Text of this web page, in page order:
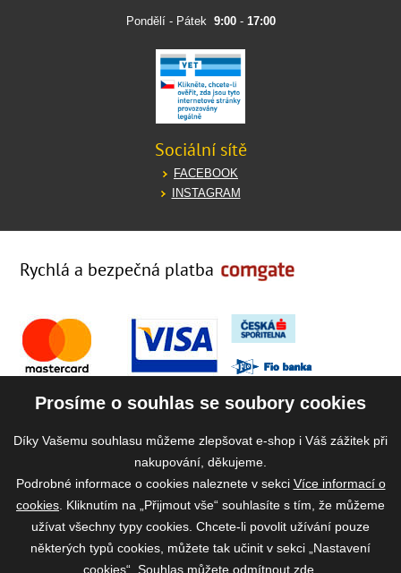
Pondělí - Pátek 9:00- 17:00
Sociální sítě
FACEBOOK
INSTAGRAM
Rychlá a bezpečná platba
Prosíme o souhlas se soubory cookies
Díky Vašemu souhlasu můžeme zlepšovat e-shop i Váš zážitek při
nakupování, děkujeme.
Podrobné informace o cookies naleznete v sekci Více informací o
cookies . Kliknutím na „Přijmout vše“ souhlasíte s tím, že můžeme
užívat všechny typy cookies. Chcete-li povolit užívání pouze
některých typů cookies, můžete tak učinit v sekci „Nastavení
cookies“. Souhlas můžete odmítnout zde